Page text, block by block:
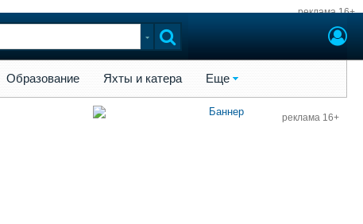
реклама 16+
Образование Яхты и катера Еще
реклама 16+